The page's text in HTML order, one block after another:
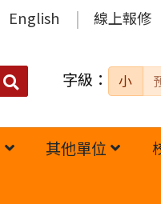
English 線上報修
搜
字級： 小
其他單位